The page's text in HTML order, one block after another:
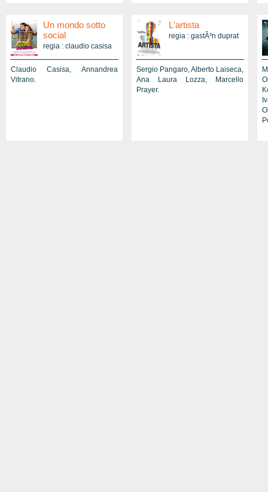
Un mondo sotto
social
regia : claudio casisa
Claudio Casisa, Annandrea
Vitrano.
L'artista
regia : gastÃ³n duprat
Sergio Pangaro, Alberto Laiseca,
Ana Laura Lozza, Marcello
Prayer.